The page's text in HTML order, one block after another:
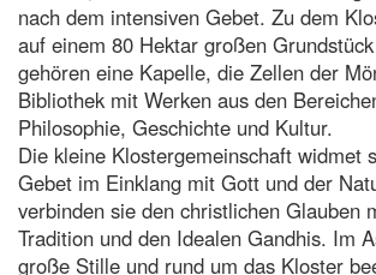
nach dem intensiven Gebet. Zu dem
auf einem 80 Hektar großen
gehören eine Kapelle, die Zellen der
Bibliothek mit Werken aus den
Philosophie, Geschichte und Kultur.
Die kleine Klostergemeinschaft widmet
Gebet im Einklang mit Gott und der
verbinden sie den christlichen Glauben
Tradition und den Idealen Gandhis. Im
große Stille und rund um das Kloster